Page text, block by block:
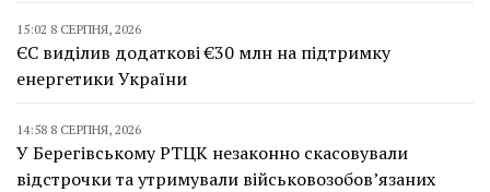
15:02 8 СЕРПНЯ, 2026
ЄС виділив додаткові €30 млн на підтримку
енергетики України
14:58 8 СЕРПНЯ, 2026
У Берегівському РТЦК незаконно скасовували
відстрочки та утримували військовозобов’язаних